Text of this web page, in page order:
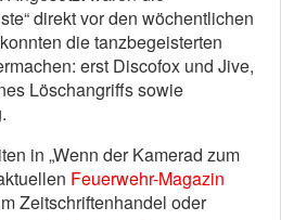
direkt vor den wöchentlichen
die tanzbegeisterten
erst Discofox und Jive,
Löschangriffs sowie
in „Wenn der Kamerad zum
Feuerwehr-Magazin
Zeitschriftenhandel oder